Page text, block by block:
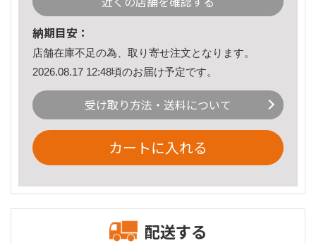
納期目安：
店舗在庫不足の為、取り寄せ注文となります。
2026.08.17 12:48頃のお届け予定です。
受け取り方法・送料について
カートに入れる
配送する